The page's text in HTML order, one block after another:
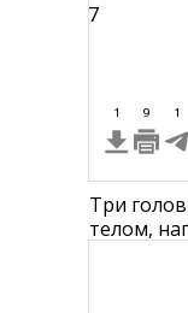
17
1 9 1
Три
телом,